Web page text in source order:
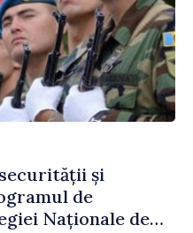
și
de
Naționale de